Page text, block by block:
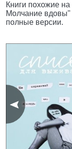
Книги похожие
Молчание вдовы"
полные версии.